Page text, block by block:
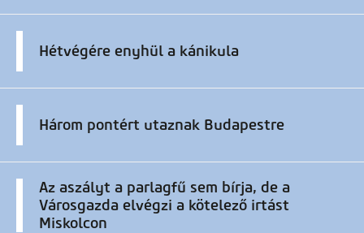
Hétvégére enyhül a kánikula
Három pontért utaznak Budapestre
Az aszályt a parlagfű sem bírja, de a
Városgazda elvégzi a kötelező irtást
Miskolcon